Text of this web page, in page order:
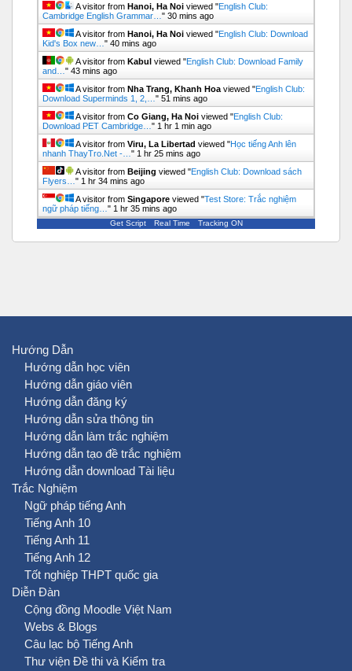
A visitor from Hanoi, Ha Noi viewed "English Club:
Cambridge English Grammar… " 30 mins ago
A visitor from Hanoi, Ha Noi viewed "English Club: Download
Kid's Box new… " 40 mins ago
A visitor from Kabul viewed "English Club: Download Family
and… " 43 mins ago
A visitor from Nha Trang, Khanh Hoa viewed "English Club:
Download Superminds 1, 2,… " 51 mins ago
A visitor from Co Giang, Ha Noi viewed "English Club:
Download PET Cambridge… " 1 hr 1 min ago
A visitor from Viru, La Libertad viewed "Học tiếng Anh lên
nhanh ThayTro.Net -… " 1 hr 25 mins ago
A visitor from Beijing viewed "English Club: Download sách
Flyers… " 1 hr 34 mins ago
A visitor from Singapore viewed "Test Store: Trắc nghiệm
ngữ pháp tiếng… " 1 hr 35 mins ago
Get Script Real Time Tracking ON
Hướng Dẫn
Hướng dẫn học viên
Hướng dẫn giáo viên
Hướng dẫn đăng ký
Hướng dẫn sửa thông tin
Hướng dẫn làm trắc nghiệm
Hướng dẫn tạo đề trắc nghiệm
Hướng dẫn download Tài liệu
Trắc Nghiệm
Ngữ pháp tiếng Anh
Tiếng Anh 10
Tiếng Anh 11
Tiếng Anh 12
Tốt nghiệp THPT quốc gia
Diễn Đàn
Cộng đồng Moodle Việt Nam
Webs & Blogs
Câu lạc bộ Tiếng Anh
Thư viện Đề thi và Kiểm tra